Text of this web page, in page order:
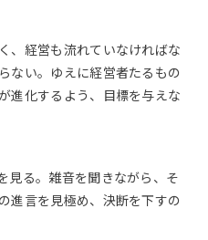
、経営も流れていなければな
ない。ゆえに経営者たるもの
進化するよう、目標を与えな
見る。雑音を聞きながら、そ
進言を見極め、決断を下すの